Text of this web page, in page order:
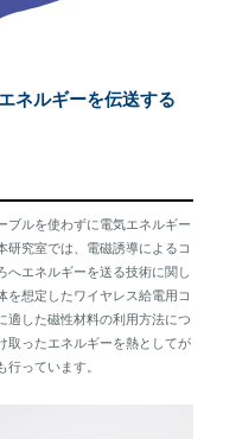
ネルギーを伝送する
ブルを使わずに電気エネルギー
研究室では、電磁誘導によるコ
へエネルギーを送る技術に関し
を想定したワイヤレス給電用コ
適した磁性材料の利用方法につ
取ったエネルギーを熱としてが
っています。